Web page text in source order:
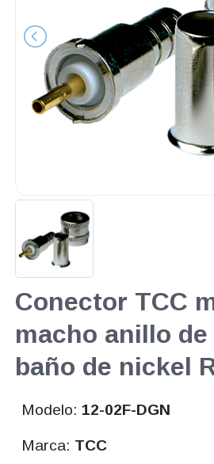
Conector TCC
macho anillo
baño de nickel
Modelo: 12-02F-DGN
Marca: TCC